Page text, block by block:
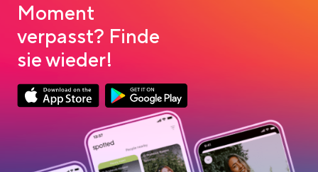
Moment
verpasst? Finde
sie wieder!
Google Play Download